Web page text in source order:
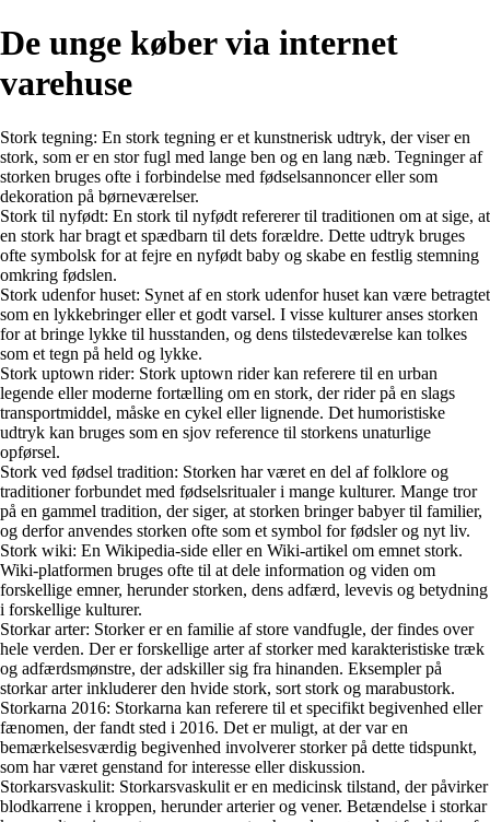
De unge køber via internet
varehuse
Stork tegning: En stork tegning er et kunstnerisk udtryk, der viser en
stork, som er en stor fugl med lange ben og en lang næb. Tegninger af
storken bruges ofte i forbindelse med fødselsannoncer eller som
dekoration på børneværelser.
Stork til nyfødt: En stork til nyfødt refererer til traditionen om at sige, at
en stork har bragt et spædbarn til dets forældre. Dette udtryk bruges
ofte symbolsk for at fejre en nyfødt baby og skabe en festlig stemning
omkring fødslen.
Stork udenfor huset: Synet af en stork udenfor huset kan være betragtet
som en lykkebringer eller et godt varsel. I visse kulturer anses storken
for at bringe lykke til husstanden, og dens tilstedeværelse kan tolkes
som et tegn på held og lykke.
Stork uptown rider: Stork uptown rider kan referere til en urban
legende eller moderne fortælling om en stork, der rider på en slags
transportmiddel, måske en cykel eller lignende. Det humoristiske
udtryk kan bruges som en sjov reference til storkens unaturlige
opførsel.
Stork ved fødsel tradition: Storken har været en del af folklore og
traditioner forbundet med fødselsritualer i mange kulturer. Mange tror
på en gammel tradition, der siger, at storken bringer babyer til familier,
og derfor anvendes storken ofte som et symbol for fødsler og nyt liv.
Stork wiki: En Wikipedia-side eller en Wiki-artikel om emnet stork.
Wiki-platformen bruges ofte til at dele information og viden om
forskellige emner, herunder storken, dens adfærd, levevis og betydning
i forskellige kulturer.
Storkar arter: Storker er en familie af store vandfugle, der findes over
hele verden. Der er forskellige arter af storker med karakteristiske træk
og adfærdsmønstre, der adskiller sig fra hinanden. Eksempler på
storkar arter inkluderer den hvide stork, sort stork og marabustork.
Storkarna 2016: Storkarna kan referere til et specifikt begivenhed eller
fænomen, der fandt sted i 2016. Det er muligt, at der var en
bemærkelsesværdig begivenhed involverer storker på dette tidspunkt,
som har været genstand for interesse eller diskussion.
Storkarsvaskulit: Storkarsvaskulit er en medicinsk tilstand, der påvirker
blodkarrene i kroppen, herunder arterier og vener. Betændelse i storkar